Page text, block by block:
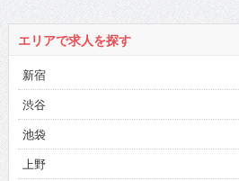
エリアで求人を探す
新宿
渋谷
池袋
上野